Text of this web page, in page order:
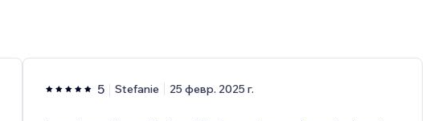
5 Stefanie 25 февр. 2025 г.